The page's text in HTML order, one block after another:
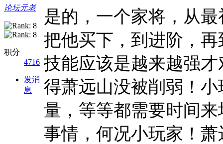
论坛元老
积分
4716
发消
息
是的，一个家将，从
把他买下，到进阶，
技能应该是越来越强
得萧远山没被削弱！
量，等等都需要时间
事情，何况小玩家！